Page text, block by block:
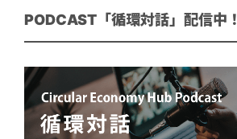
PODCAST「循環対話」配信中！